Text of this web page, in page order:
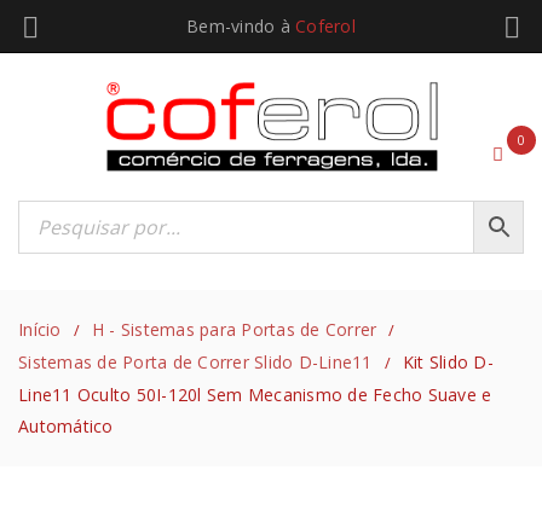
Bem-vindo à Coferol
0
Início / H - Sistemas para Portas de Correr /
Sistemas de Porta de Correr Slido D-Line11 /
Kit Slido D-
Line11 Oculto 50I-120l Sem Mecanismo de Fecho Suave e
Automático